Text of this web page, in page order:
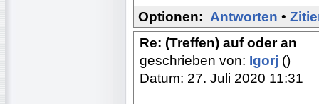
Optionen: Antworten •
Re: (Treffen) auf oder an
geschrieben von: Igorj ()
Datum: 27. Juli 2020 11:31